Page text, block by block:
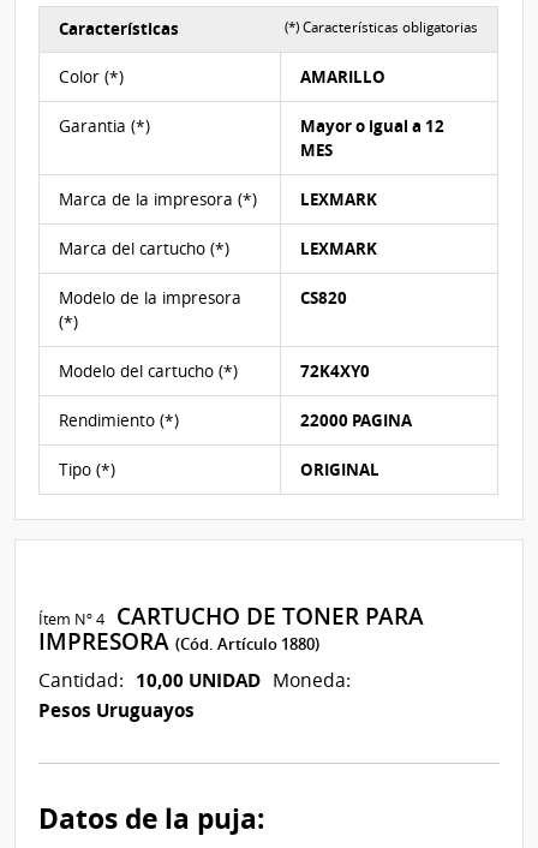
las
ofertas
que
no
superen
20%
a
la
menor
y
de
no
existir
3
propuestas
pasarán
las
3
ofertas
recibidas.
Características (*) Características obligatorias
Color (*) AMARILLO
Garantia (*)
Mayor o igual a 12
MES
Marca de la impresora (*) LEXMARK
Marca del cartucho (*) LEXMARK
Modelo de la impresora
(*)
CS820
Modelo del cartucho (*) 72K4XY0
Rendimiento (*) 22000 PAGINA
Tipo (*) ORIGINAL
Ítem Nº 4
CARTUCHO DE TONER PARA
IMPRESORA(Cód. Artículo 1880)
Cantidad: 10,00 UNIDAD Moneda:
Pesos Uruguayos
Datos de la puja: